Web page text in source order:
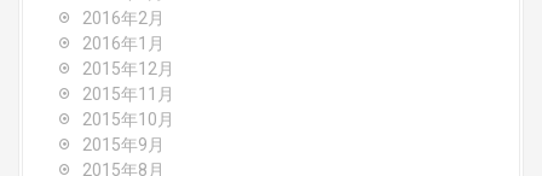
2016年2月
2016年1月
2015年12月
2015年11月
2015年10月
2015年9月
2015年8月